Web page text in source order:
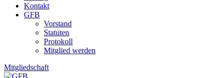
Kontakt
GFB
Vorstand
Statuten
Protokoll
Mitglied werden
Mitgliedschaft